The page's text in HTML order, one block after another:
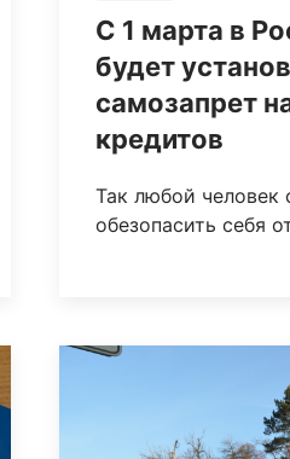
С 1 марта в
будет
самозапрет
кредитов
Так любой человек
обезопасить себя